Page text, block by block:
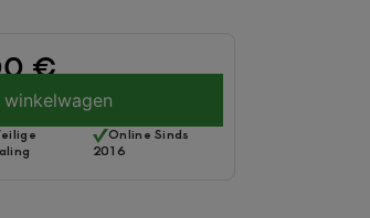
€
Online Sinds
2016